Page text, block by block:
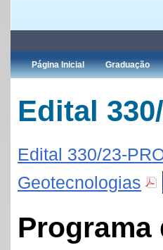
Página Inicial Graduação
Edital
Edital 330/23-
Geotecnologias